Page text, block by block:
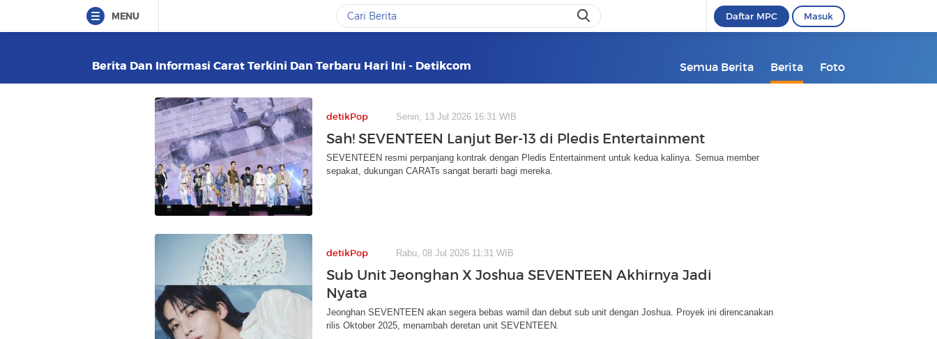
MENU Daftar MPC Masuk
Berita Dan Informasi Carat Terkini Dan Terbaru Hari Ini - Detikcom Semua Berita Berita Foto
detikPop Senin, 13 Jul 2026 16:31 WIB
Sah! SEVENTEEN Lanjut Ber-13 di Pledis Entertainment
SEVENTEEN resmi perpanjang kontrak dengan Pledis Entertainment untuk kedua kalinya. Semua member
sepakat, dukungan CARATs sangat berarti bagi mereka.
detikPop Rabu, 08 Jul 2026 11:31 WIB
Sub Unit Jeonghan X Joshua SEVENTEEN Akhirnya Jadi
Nyata
Jeonghan SEVENTEEN akan segera bebas wamil dan debut sub unit dengan Joshua. Proyek ini direncanakan
rilis Oktober 2025, menambah deretan unit SEVENTEEN.